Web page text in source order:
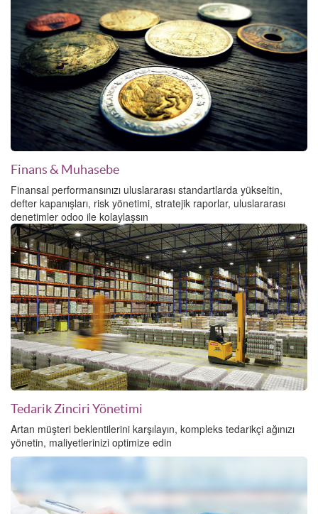
Finans & Muhasebe
Finansal performansınızı uluslararası standartlarda yükseltin,
defter kapanışları, risk yönetimi, stratejik raporlar, uluslararası
denetimler odoo ile kolaylaşsın
Tedarik Zinciri Yönetimi
Artan müşteri beklentilerini karşılayın, kompleks tedarikçi ağınızı
yönetin, maliyetlerinizi optimize edin